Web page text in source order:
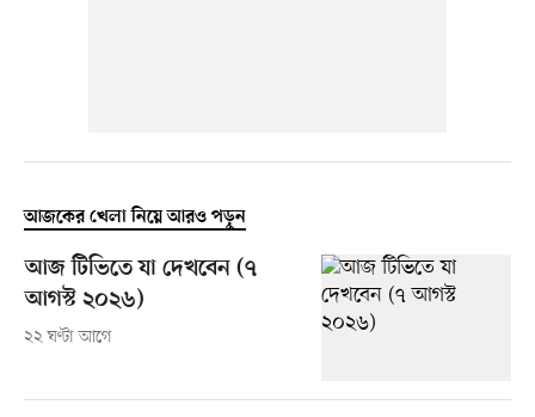
আজকের খেলা নিয়ে আরও পড়ুন
আজ টিভিতে যা দেখবেন (৭
আগস্ট ২০২৬)
২২ ঘণ্টা আগে